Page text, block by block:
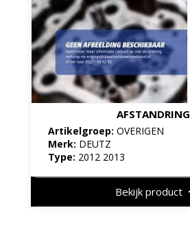
AFSTANDRING
Artikelgroep: OVERIGEN
Merk: DEUTZ
Type: 2012 2013
Bekijk product